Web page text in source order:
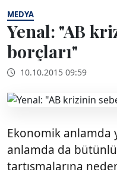
MEDYA
Yenal: "AB
borçları"
10.10.2015 09:59
Ekonomik anlamda
anlamda da
tartışmalarına